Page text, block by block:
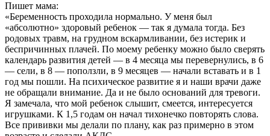
Пишет мама:
«Беременность проходила нормально. У меня был
«абсолютно» здоровый ребенок — так я думала тогда. Без
родовых травм, на грудном вскармливании, без истерик и
беспричинных плачей. По моему ребенку можно было сверять
календарь развития детей — в 4 месяца мы перевернулись, в 6
— сели, в 8 — поползли, в 9 месяцев — начали вставать и в 1
год мы пошли. На психическое развитие я и наши врачи даже
не обращали внимание. Да и не было оснований для тревоги.
Я замечала, что мой ребенок слышит, смеется, интересуется
игрушками. К 1,5 годам он начал тихонечко повторять слова.
Все прививки мы делали по плану, как раз примерно в этом